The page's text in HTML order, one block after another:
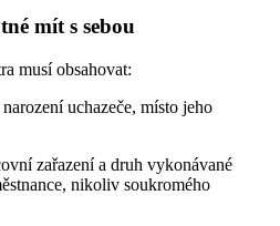
mít s sebou
musí obsahovat:
uchazeče, místo jeho
zařazení a druh vykonávané
nikoliv soukromého